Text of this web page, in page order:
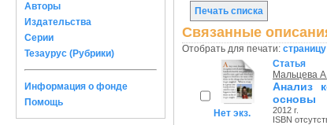
Авторы
Издательства
Серии
Тезаурус (Рубрики)
Информация о фонде
Помощь
Печать списка
Связанные
Отобрать для печати: страницу
Нет экз.
Статья
Мальцева
Анализ
основы
2012 г.
ISBN